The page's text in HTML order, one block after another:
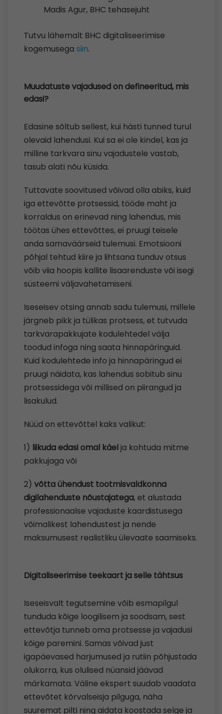
Madis Agur, BHC tehasejuht
Tutvu lähemalt BHC digitaliseerimise
kogemusega siin.
Muudatuste vajadused on defineeritud, mis
edasi?
Edasine sõltub sellest, kui hästi tunned turul
olevaid lahendusi. Kui sa ei ole kindel, kas ja
milline tarkvara sinu vajadustele vastab,
tasub alati nõu küsida.
Tuttavate soovitused võivad olla abiks, kuid
iga ettevõtte protsessid, tööde maht ja
korraldus on erinevad ning lahendus, mis
töötas ühes ettevõttes, ei pruugi teisele
anda samaväärseid tulemusi. Emotsiooni
põhjal tehtud kiire ja lihtsana tunduv otsus
võib viia hoopis kallite lisaarenduste või isegi
süsteemi väljavahetamiseni.
Iseseisev otsing annab sadu tulemusi, millele
järgneb pikk ja tülikas protsess, et tutvuda
tarkvarapakkujate kodulehtedel välja
toodud infoga ning saata hinnapäringuid.
Kuid kodulehtede info ja hinnapäringud ei
pruugi näidata, kas lahendus sobitub sinu
protsessidega või millised on piirangud ja
lisakulud.
Nüüd on ettevõttel kaks valikut:
1) liikuda edasi omal käelja kohtuda mitme
pakkujaga või
2) võtta ühendust tootmisvaldkonna
digilahenduste nõustajatega, et alustada
professionaalse vajaduste kaardistusega
võimalikest lahendustest ja nende
maksumusest realistliku ülevaate saamiseks.
Digitaliseerimise teekaart ja selle tähtsus
Iseseisvalt tegutsemine võib esmapilgul
tunduda kõige loogilisem ja soodsam, sest
ettevõtja tunneb oma protsesse ja vajadusi
kõige paremini. Samas võivad just
igapäevased harjumused ja rutiin põhjustada
olukorra, kus olulised nüansid jäävad
märkamata. Väline ekspert suudab vaadata
ettevõtet kõrvalseisja pilguga, näha
suuremat pilti ning aidata koostada selge ja